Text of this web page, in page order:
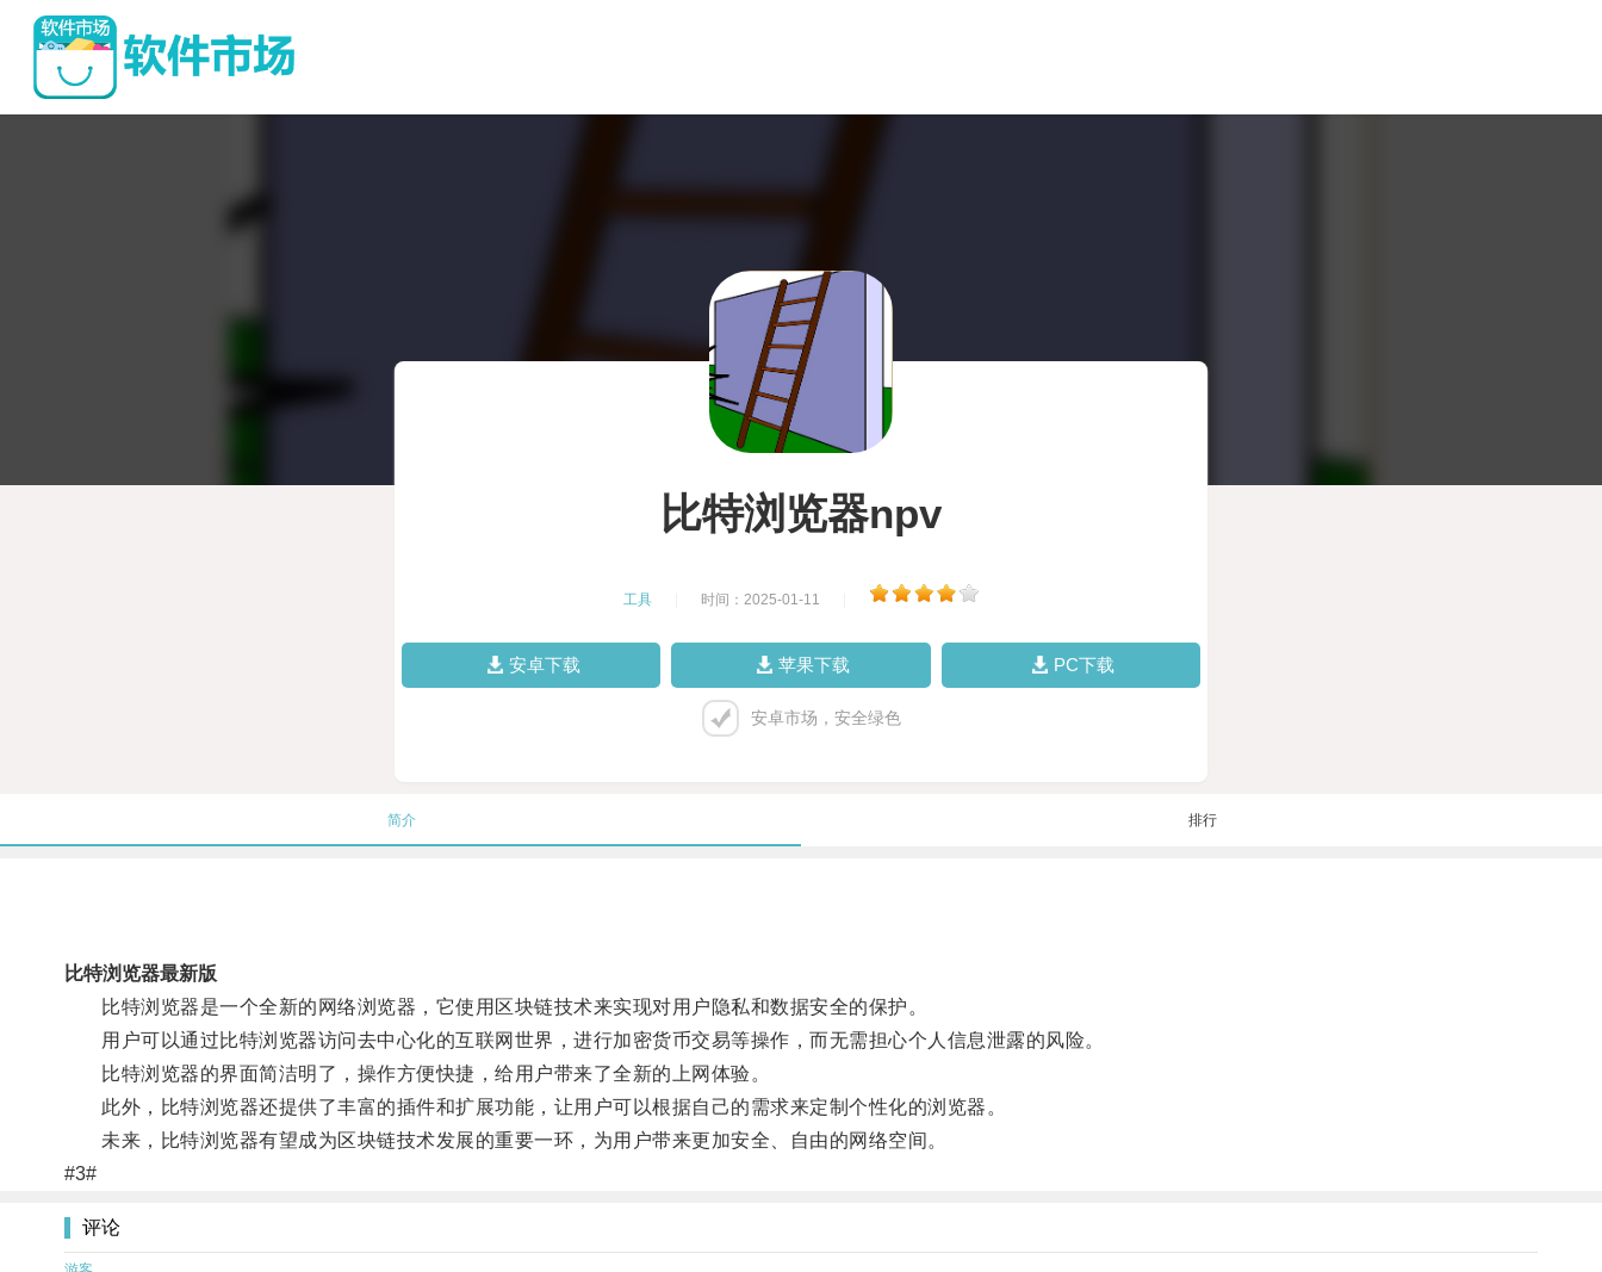
比特浏览器npv
工具 时间：2025-01-11
安卓下载 苹果下载 PC下载
安卓市场，安全绿色
简介 排行
比特浏览器最新版
比特浏览器是一个全新的网络浏览器，它使用区块链技术来实现对用户隐私和数据安全的保护。
用户可以通过比特浏览器访问去中心化的互联网世界，进行加密货币交易等操作，而无需担心个人信息泄露的风险。
比特浏览器的界面简洁明了，操作方便快捷，给用户带来了全新的上网体验。
此外，比特浏览器还提供了丰富的插件和扩展功能，让用户可以根据自己的需求来定制个性化的浏览器。
未来，比特浏览器有望成为区块链技术发展的重要一环，为用户带来更加安全、自由的网络空间。
#3#
评论